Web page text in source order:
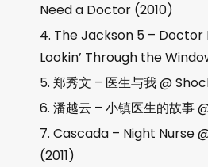
Need a Doctor (2010)
The Jackson 5 – Doctor
Lookin’ Through the
郑秀文 – 医生与我 @
潘越云 – 小镇医生的故事
Cascada – Night Nurse
(2011)